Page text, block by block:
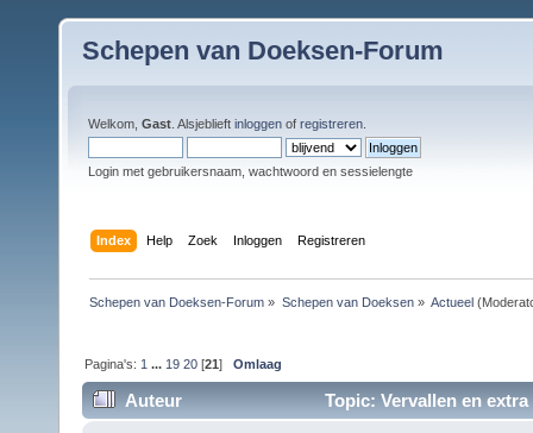
Schepen van Doeksen-Forum
Welkom, Gast . Alsjeblieft inloggen of registreren
Login met gebruikersnaam, wachtwoord en sessielengte
Index Help Zoek Inloggen Registreren
Schepen van Doeksen-Forum » Schepen van Doeksen» Actueel
Pagina's: 1 ... 19 20 [21]Omlaag
Auteur Topic: Vervallen en